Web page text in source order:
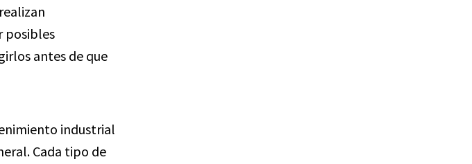
posibles
antes de que
industrial
Cada tipo de